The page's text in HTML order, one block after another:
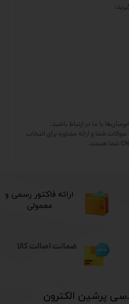
با ما در ارتباط باشید.
شما و ارائه مشاوره برای انتخاب
پرشین الکترون​​​​​​​
​ارائه فاکتور رسمی و
معمولی
ضمانت اصالت کالا